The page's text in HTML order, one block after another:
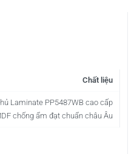
Chất liệu
Laminate PP5487WB cao cấp
chống ẩm đạt chuẩn châu Âu